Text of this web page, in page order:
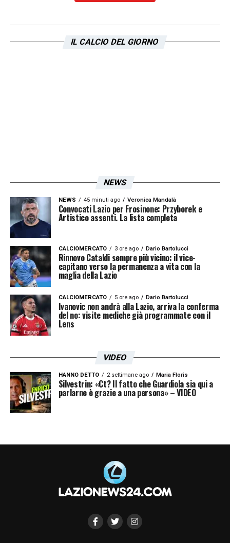
IL CALCIO DEL GIORNO
NEWS
NEWS 45 minuti ago Veronica Mandalà
Convocati Lazio per Frosinone: Przyborek e
Artistico assenti. La lista completa
CALCIOMERCATO 3 ore ago Dario Bartolucci
Rinnovo Cataldi sempre più vicino: il vice-
capitano verso la permanenza a vita con la
maglia della Lazio
CALCIOMERCATO 5 ore ago Dario Bartolucci
Ivanovic non andrà alla Lazio, arriva la conferma
del no: visite mediche già programmate con il
Lens
VIDEO
HANNO DETTO 2 settimane ago Maria Floris
Silvestrin: «Ct? Il fatto che Guardiola sia qui a
parlarne è grazie a una persona» – VIDEO